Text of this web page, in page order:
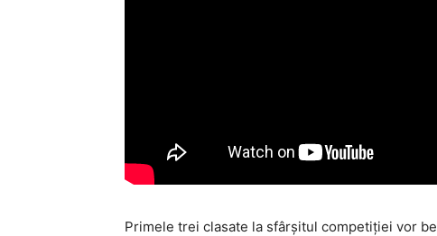
Primele trei clasate la sfârşitul competiţiei vor